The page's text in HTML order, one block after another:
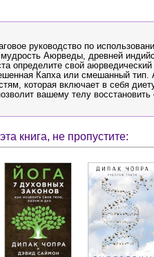
руководство по
Аюрведы, древней
определите свой
Капха или смешанный
которая включает в себя
вашему телу
книга, не пропустите: